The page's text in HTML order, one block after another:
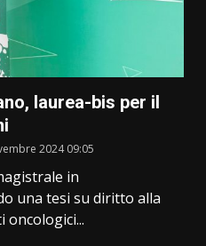
laurea-bis per il
2024 09:05
in
una tesi su diritto alla
oncologici...